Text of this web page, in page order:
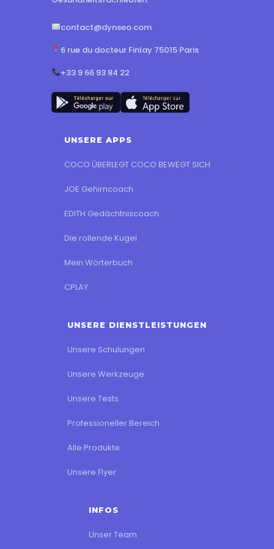
contact@dynseo.com
6 rue du docteur Finlay 75015 Paris
+33 9 66 93 84 22
UNSERE APPS
COCO ÜBERLEGT COCO BEWEGT SICH
JOE Gehirncoach
EDITH Gedächtniscoach
Die rollende Kugel
Mein Wörterbuch
CPLAY
UNSERE DIENSTLEISTUNGEN
Unsere Schulungen
Unsere Werkzeuge
Unsere Tests
Professioneller Bereich
Alle Produkte
Unsere Flyer
INFOS
Unser Team